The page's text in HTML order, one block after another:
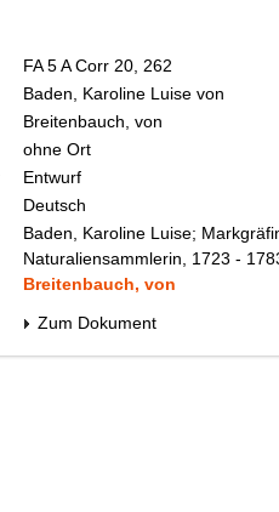
FA 5 A Corr 20, 262
Baden, Karoline Luise von
Breitenbauch, von
ohne Ort
Entwurf
Deutsch
Baden, Karoline Luise;
Naturaliensammlerin, 1723 -
Breitenbauch, von
Zum Dokument